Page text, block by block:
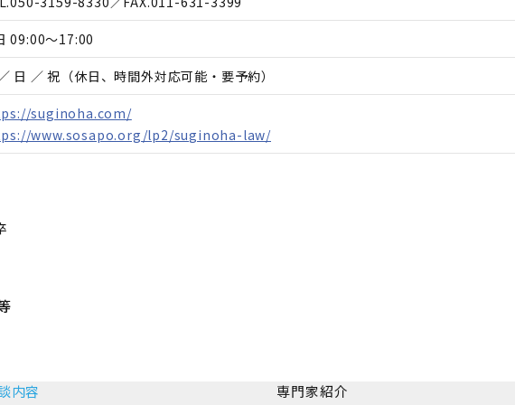
09:00～17:00
日 ／ 祝（休日、時間外対応可能・要予約）
suginoha.com/
www.sosapo.org/lp2/suginoha-law/
内容 専門家紹介